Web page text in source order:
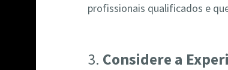
profissionais qualificados e
3. Considere a